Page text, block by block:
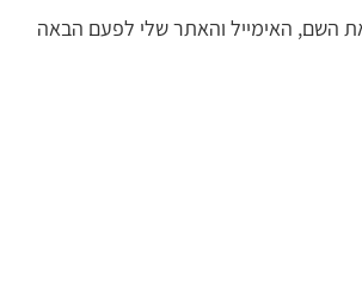
השם, האימייל והאתר שלי לפעם הבאה